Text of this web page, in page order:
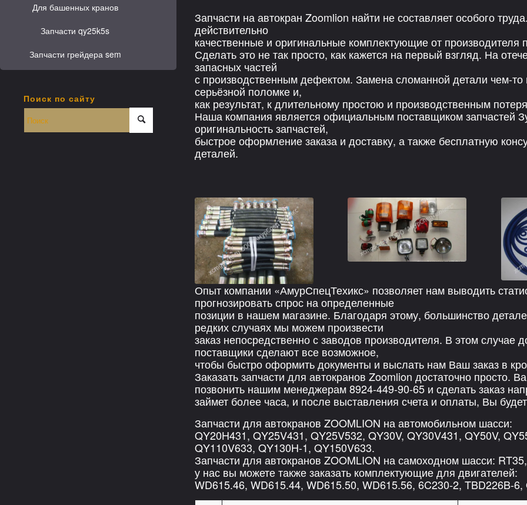
Для башенных кранов
Запчасти qy25k5s
Запчасти грейдера sem
Поиск по сайту
Запчасти на автокран Zoomlion найти не составляет особого
действительно
качественные и оригинальные комплектующие от производителя
Сделать это не так просто, как кажется на первый взгляд. На
запасных частей
с производственным дефектом. Замена сломанной детали чем-
серьёзной поломке и,
как результат, к длительному простою и производственным
Наша компания является официальным поставщиком запчастей
оригинальность запчастей,
быстрое оформление заказа и доставку, а также бесплатную
деталей.
Опыт компании «АмурСпецТехикс» позволяет нам выводить
прогнозировать спрос на определенные
позиции в нашем магазине. Благодаря этому, большинство
редких случаях мы можем произвести
заказ непосредственно с заводов производителя. В этом случае
поставщики сделают все возможное,
чтобы быстро оформить документы и выслать нам Ваш заказ в
Заказать запчасти для автокранов Zoomlion достаточно просто.
позвонить нашим менеджерам 8924-449-90-65 и сделать заказ
займет более часа, и после выставления счета и оплаты, Вы
Запчасти для автокранов ZOOMLION на автомобильном шасси:
QY20H431, QY25V431, QY25V532, QY30V, QY30V431, QY50V,
QY110V633, QY130H-1, QY150V633.
Запчасти для автокранов ZOOMLION на самоходном шасси:
у нас вы можете также заказать комплектующие для двигателей:
WD615.46, WD615.44, WD615.50, WD615.56, 6C230-2, TBD226B-